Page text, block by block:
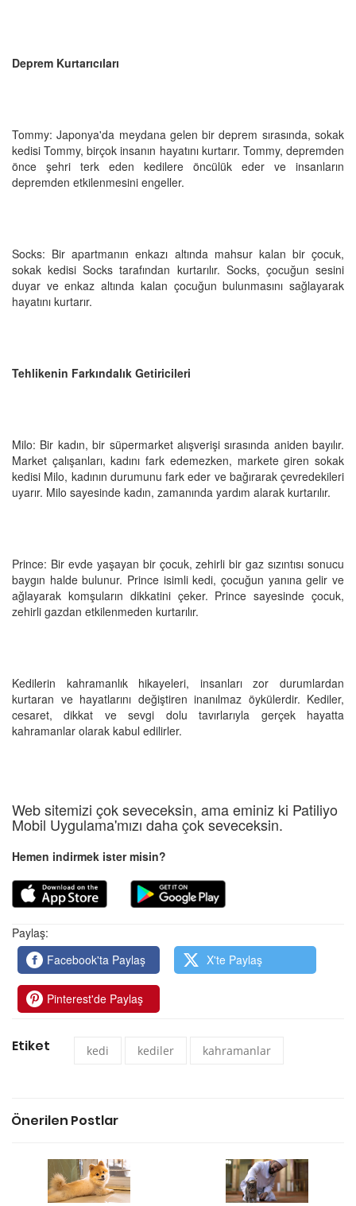
Deprem Kurtarıcıları
Tommy: Japonya'da meydana gelen bir deprem sırasında, sokak
kedisi Tommy, birçok insanın hayatını kurtarır. Tommy, depremden
önce şehri terk eden kedilere öncülük eder ve insanların
depremden etkilenmesini engeller.
Socks: Bir apartmanın enkazı altında mahsur kalan bir çocuk,
sokak kedisi Socks tarafından kurtarılır. Socks, çocuğun sesini
duyar ve enkaz altında kalan çocuğun bulunmasını sağlayarak
hayatını kurtarır.
Tehlikenin Farkındalık Getiricileri
Milo: Bir kadın, bir süpermarket alışverişi sırasında aniden bayılır.
Market çalışanları, kadını fark edemezken, markete giren sokak
kedisi Milo, kadının durumunu fark eder ve bağırarak çevredekileri
uyarır. Milo sayesinde kadın, zamanında yardım alarak kurtarılır.
Prince: Bir evde yaşayan bir çocuk, zehirli bir gaz sızıntısı sonucu
baygın halde bulunur. Prince isimli kedi, çocuğun yanına gelir ve
ağlayarak komşuların dikkatini çeker. Prince sayesinde çocuk,
zehirli gazdan etkilenmeden kurtarılır.
Kedilerin kahramanlık hikayeleri, insanları zor durumlardan
kurtaran ve hayatlarını değiştiren inanılmaz öykülerdir. Kediler,
cesaret, dikkat ve sevgi dolu tavırlarıyla gerçek hayatta
kahramanlar olarak kabul edilirler.
Web sitemizi çok seveceksin, ama eminiz ki Patiliyo
Mobil Uygulama'mızı daha çok seveceksin.
Hemen indirmek ister misin?
Paylaş:
Facebook'ta Paylaş
X'te Paylaş
Pinterest'de Paylaş
Etiket kedi kediler kahramanlar
Önerilen Postlar